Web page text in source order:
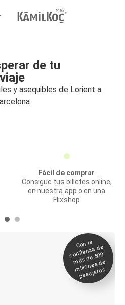
de tu
viaje
y asequibles de Lorient a
Fácil de comprar
Consigue tus billetes online,
en nuestra app o en una
Flixshop
Con la
confianza de
más de 500
millones de
pasajeros